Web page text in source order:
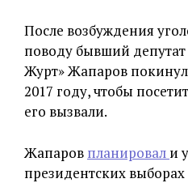
После возбуждения
поводу бывший депутат
Журт» Жапаров покинул
2017 году, чтобы
его вызвали.
Жапаров планировал и
президентских выборах